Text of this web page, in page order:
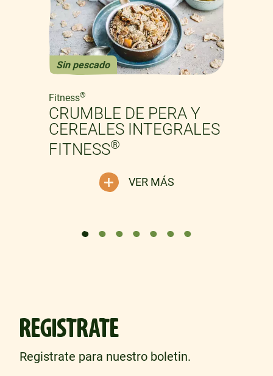
Sin pescado
Fitness®
CRUMBLE DE PERA Y
CEREALES INTEGRALES
FITNESS®
VER MÁS
REGISTRATE
Registrate para nuestro boletin.